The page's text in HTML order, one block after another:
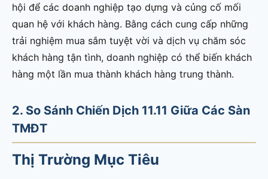
hội để các doanh nghiệp tạo dựng và củng cố mối
quan hệ với khách hàng. Bằng cách cung cấp những
trải nghiệm mua sắm tuyệt vời và dịch vụ chăm sóc
khách hàng tận tình, doanh nghiệp có thể biến khách
hàng một lần mua thành khách hàng trung thành.
2. So Sánh Chiến Dịch 11.11 Giữa Các Sàn
TMĐT
Thị Trường Mục Tiêu